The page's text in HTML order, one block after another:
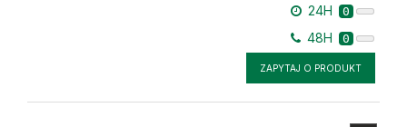
24H 0
48H 0
ZAPYTAJ O PRODUKT